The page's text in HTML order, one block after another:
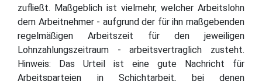
zufließt. Maßgeblich ist vielmehr, welcher Arbeitslohn
dem Arbeitnehmer - aufgrund der für ihn maßgebenden
regelmäßigen Arbeitszeit für den jeweiligen
Lohnzahlungszeitraum - arbeitsvertraglich zusteht.
Hinweis: Das Urteil ist eine gute Nachricht für
Arbeitsparteien in Schichtarbeit, bei denen